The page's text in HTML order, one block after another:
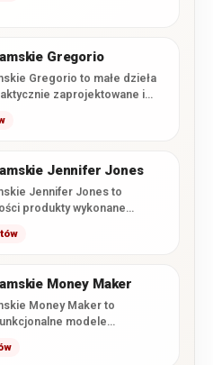
Gregorio
Gregorio to małe dzieła
zaprojektowane i
Jennifer Jones
Jennifer Jones to
produkty wykonane
portfele…
Money Maker
Money Maker to
modele